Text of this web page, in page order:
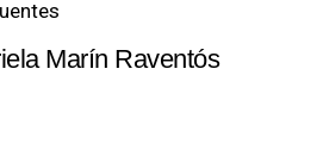
Marín Raventós